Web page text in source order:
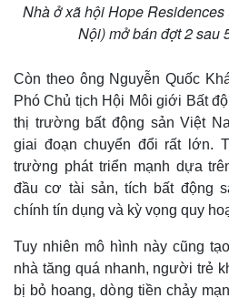
Nhà ở xã hội Hope
Nội) mở bán đợt 2 sau
Còn theo ông Nguyễn Quốc
Phó Chủ tịch Hội Môi giới Bất
thị trường bất động sản Việt
giai đoạn chuyển đổi rất lớn.
trường phát triển mạnh dựa
đầu cơ tài sản, tích bất động
chính tín dụng và kỳ vọng quy
Tuy nhiên mô hình này cũng
nhà tăng quá nhanh, người trẻ
bị bỏ hoang, dòng tiền chảy